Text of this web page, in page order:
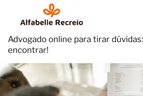
Advogado online para tirar
encontrar!